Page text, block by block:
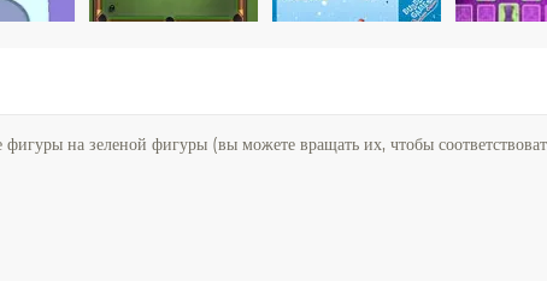
на зеленой фигуры (вы можете вращать их, чтобы